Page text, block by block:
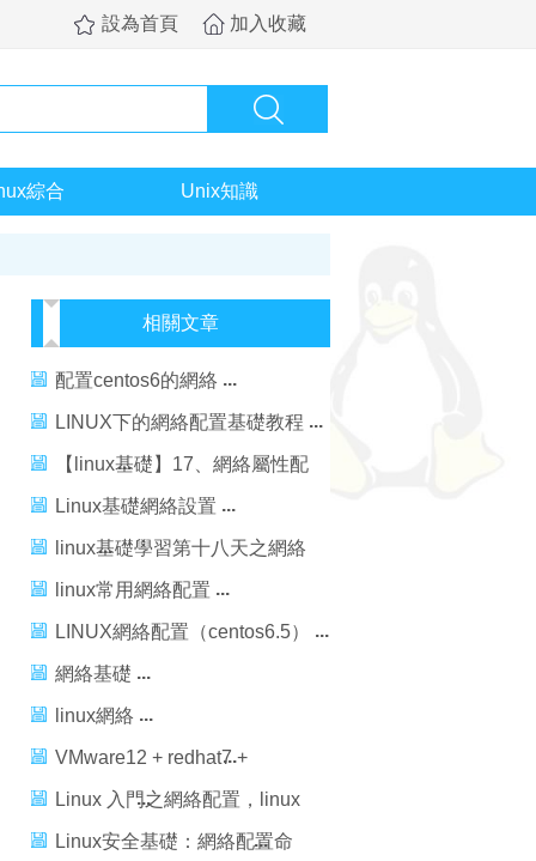
設為首頁 加入收藏
綜合 Unix知識
相關文章
配置centos6的網絡
LINUX下的網絡配置基礎教程
【linux基礎】17、網絡屬性配
置詳解
Linux基礎網絡設置
linux基礎學習第十八天之網絡
配置
linux常用網絡配置
LINUX網絡配置（centos6.5）
網絡基礎
linux網絡
VMware12 + redhat7 +
windows7網絡配置
Linux 入門之網絡配置，linux
入門配置
Linux安全基礎：網絡配置命